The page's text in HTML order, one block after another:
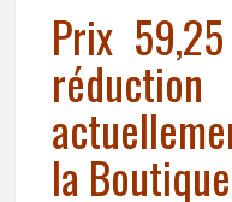
Prix
la